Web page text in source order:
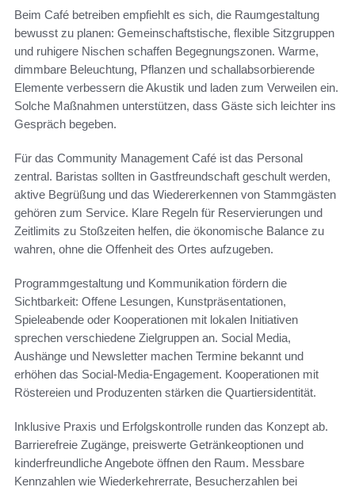
Beim Café betreiben empfiehlt es sich, die Raumgestaltung
bewusst zu planen: Gemeinschaftstische, flexible Sitzgruppen
und ruhigere Nischen schaffen Begegnungszonen. Warme,
dimmbare Beleuchtung, Pflanzen und schallabsorbierende
Elemente verbessern die Akustik und laden zum Verweilen ein.
Solche Maßnahmen unterstützen, dass Gäste sich leichter ins
Gespräch begeben.
Für das Community Management Café ist das Personal
zentral. Baristas sollten in Gastfreundschaft geschult werden,
aktive Begrüßung und das Wiedererkennen von Stammgästen
gehören zum Service. Klare Regeln für Reservierungen und
Zeitlimits zu Stoßzeiten helfen, die ökonomische Balance zu
wahren, ohne die Offenheit des Ortes aufzugeben.
Programmgestaltung und Kommunikation fördern die
Sichtbarkeit: Offene Lesungen, Kunstpräsentationen,
Spieleabende oder Kooperationen mit lokalen Initiativen
sprechen verschiedene Zielgruppen an. Social Media,
Aushänge und Newsletter machen Termine bekannt und
erhöhen das Social-Media-Engagement. Kooperationen mit
Röstereien und Produzenten stärken die Quartiersidentität.
Inklusive Praxis und Erfolgskontrolle runden das Konzept ab.
Barrierefreie Zugänge, preiswerte Getränkeoptionen und
kinderfreundliche Angebote öffnen den Raum. Messbare
Kennzahlen wie Wiederkehrerrate, Besucherzahlen bei